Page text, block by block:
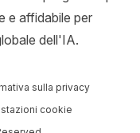
e affidabile per
dell'IA.
sulla privacy
cookie